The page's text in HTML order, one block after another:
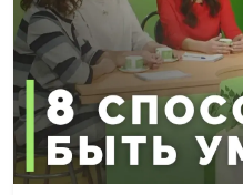
Личные физические
границы ребенка